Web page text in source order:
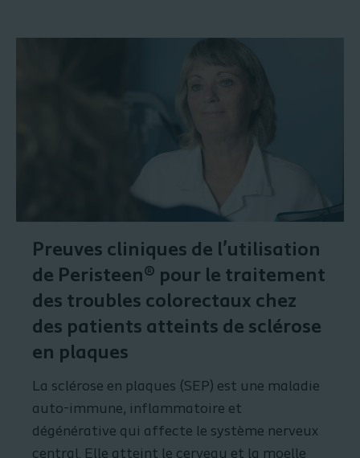
Preuves cliniques de l’utilisation
de Peristeen® pour le traitement
des troubles colorectaux chez
des patients atteints de sclérose
en plaques
La sclérose en plaques (SEP) est une maladie
auto-immune, inflammatoire et
dégénérative qui affecte le système nerveux
central. Elle atteint le cerveau et la moelle